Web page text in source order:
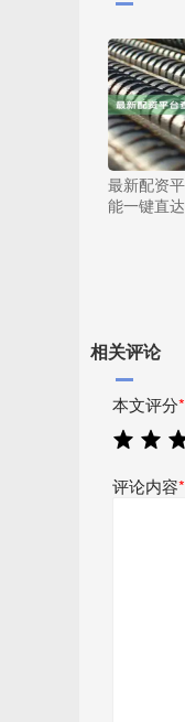
最新配资
能一键直达
相关评论
本文评分*
评论内容*